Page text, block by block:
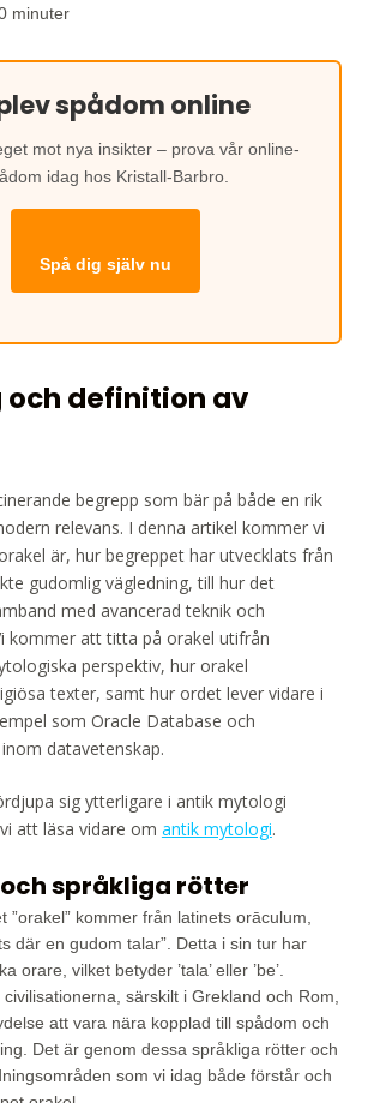
minuter
spådom online
mot nya insikter – prova vår online-
idag hos Kristall-Barbro.
Spå dig själv nu
och definition av
begrepp som bär på både en rik
relevans. I denna artikel kommer vi
är, hur begreppet har utvecklats från
gudomlig vägledning, till hur det
med avancerad teknik och
kommer att titta på orakel utifrån
perspektiv, hur orakel
texter, samt hur ordet lever vidare i
som Oracle Database och
datavetenskap.
sig ytterligare i antik mytologi
att läsa vidare om antik mytologi.
språkliga rötter
”orakel” kommer från latinets orāculum,
där en gudom talar”. Detta i sin tur har
orare, vilket betyder ’tala’ eller ’be’.
särskilt i Grekland och Rom,
att vara nära kopplad till spådom och
Det är genom dessa språkliga rötter och
som vi idag både förstår och